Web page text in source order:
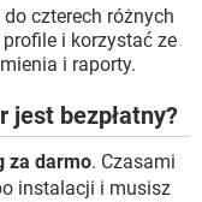
czterech różnych
i korzystać ze
i raporty.
jest bezpłatny?
za darmo. Czasami
instalacji i musisz